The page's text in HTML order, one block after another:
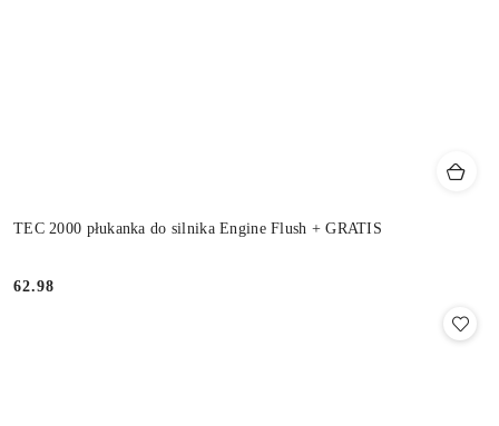
TEC 2000 płukanka do silnika Engine Flush + GRATIS
Cena:
62.98